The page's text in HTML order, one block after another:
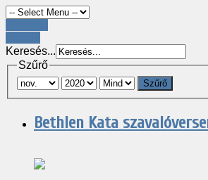
Keresés...
Szűrő
Szűrő
Bethlen Kata